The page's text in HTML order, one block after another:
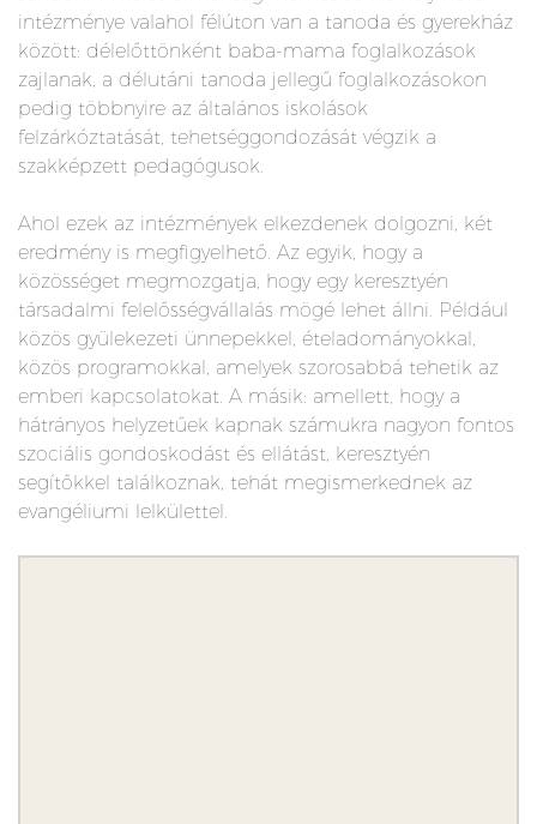
intézménye valahol félúton van a tanoda és gyerekház
között: délelőttönként baba-mama foglalkozások
zajlanak, a délutáni tanoda jellegű foglalkozásokon
pedig többnyire az általános iskolások
felzárkóztatását, tehetséggondozását végzik a
szakképzett pedagógusok.
Ahol ezek az intézmények elkezdenek dolgozni, két
eredmény is megfigyelhető. Az egyik, hogy a
közösséget megmozgatja, hogy egy keresztyén
társadalmi felelősségvállalás mögé lehet állni. Például
közös gyülekezeti ünnepekkel, ételadományokkal,
közös programokkal, amelyek szorosabbá tehetik az
emberi kapcsolatokat. A másik: amellett, hogy a
hátrányos helyzetűek kapnak számukra nagyon fontos
szociális gondoskodást és ellátást, keresztyén
segítőkkel találkoznak, tehát megismerkednek az
evangéliumi lelkülettel.